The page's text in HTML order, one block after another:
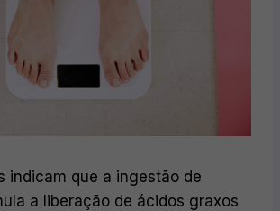
indicam que a ingestão de
a liberação de ácidos graxos